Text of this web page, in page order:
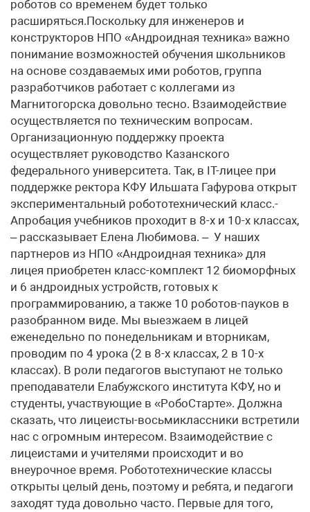
роботов со временем будет только
расширяться.Поскольку для инженеров и
конструкторов НПО «Андроидная техника» важно
понимание возможностей обучения школьников
на основе создаваемых ими роботов, группа
разработчиков работает с коллегами из
Магнитогорска довольно тесно. Взаимодействие
осуществляется по техническим вопросам.
Организационную поддержку проекта
осуществляет руководство Казанского
федерального университета. Так, в IT-лицее при
поддержке ректора КФУ Ильшата Гафурова открыт
экспериментальный робототехнический класс.-
Апробация учебников проходит в 8-х и 10-х классах,
– рассказывает Елена Любимова. – У наших
партнеров из НПО «Андроидная техника» для
лицея приобретен класс-комплект 12 биоморфных
и 6 андроидных устройств, готовых к
программированию, а также 10 роботов-пауков в
разобранном виде. Мы выезжаем в лицей
еженедельно по понедельникам и вторникам,
проводим по 4 урока (2 в 8-х классах, 2 в 10-х
классах). В роли педагогов выступают не только
преподаватели Елабужского института КФУ, но и
студенты, участвующие в «РобоСтарте». Должна
сказать, что лицеисты-восьмиклассники встретили
нас с огромным интересом. Взаимодействие с
лицеистами и учителями происходит и во
внеурочное время. Робототехнические классы
открыты целый день, поэтому и ребята, и педагоги
заходят туда довольно часто. Первые для того,